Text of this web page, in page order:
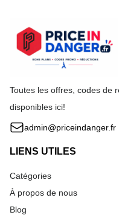
Toutes les offres, codes de
disponibles ici!
admin@priceindanger.fr
LIENS UTILES
Catégories
À propos de nous
Blog